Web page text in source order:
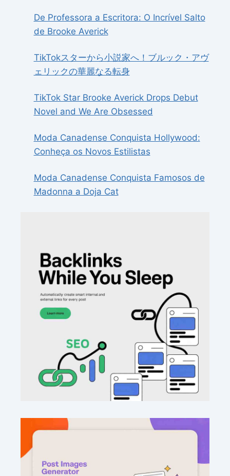
De Professora a Escritora: O Incrível Salto
de Brooke Averick
TikTokスターから小説家へ！ブルック・アヴ
ェリックの華麗なる転身
TikTok Star Brooke Averick Drops Debut
Novel and We Are Obsessed
Moda Canadense Conquista Hollywood:
Conheça os Novos Estilistas
Moda Canadense Conquista Famosos de
Madonna a Doja Cat